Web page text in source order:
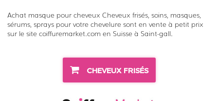
Achat masque pour cheveux Cheveux frisés, soins, masques,
sérums, sprays pour votre chevelure sont en vente à petit prix
sur le site coiffuremarket.com en Suisse à Saint-gall.
CHEVEUX FRISÉS